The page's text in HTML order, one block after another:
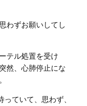
わずお願いしてし
テル処置を受け
然、心肺停止にな
ていて、思わず、